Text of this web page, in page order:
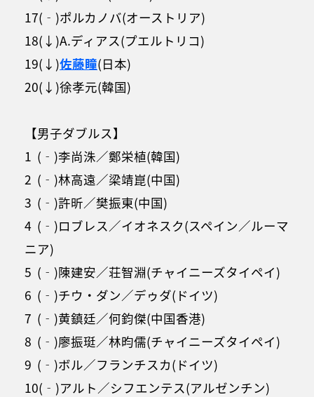
17(‐)ポルカノバ(オーストリア)
18(↓)A.ディアス(プエルトリコ)
19(↓)佐藤瞳(日本)
20(↓)徐孝元(韓国)
【男子ダブルス】
1 (‐)李尚洙／鄭栄植(韓国)
2 (‐)林高遠／梁靖崑(中国)
3 (‐)許昕／樊振東(中国)
4 (‐)ロブレス／イオネスク(スペイン／ルーマ
ニア)
5 (‐)陳建安／荘智淵(チャイニーズタイペイ)
6 (‐)チウ・ダン／デゥダ(ドイツ)
7 (‐)黄鎮廷／何鈞傑(中国香港)
8 (‐)廖振珽／林昀儒(チャイニーズタイペイ)
9 (‐)ボル／フランチスカ(ドイツ)
10(‐)アルト／シフエンテス(アルゼンチン)